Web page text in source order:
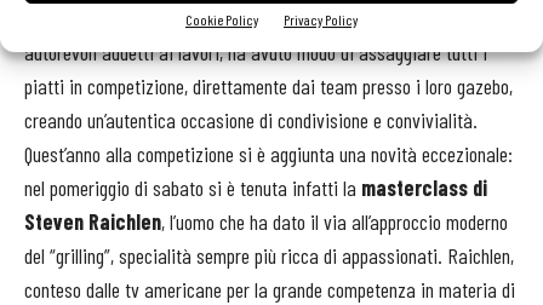
Cookie Policy Privacy Policy
giuria le preparazioni. Il pubblico invitato, selezionato tra i più
autorevoli addetti ai lavori, ha avuto modo di assaggiare tutti i
piatti in competizione, direttamente dai team presso i loro gazebo,
creando un’autentica occasione di condivisione e convivialità.
Quest’anno alla competizione si è aggiunta una novità eccezionale:
nel pomeriggio di sabato si è tenuta infatti la masterclass di
Steven Raichlen, l’uomo che ha dato il via all’approccio moderno
del “grilling”, specialità sempre più ricca di appassionati. Raichlen,
conteso dalle tv americane per la grande competenza in materia di